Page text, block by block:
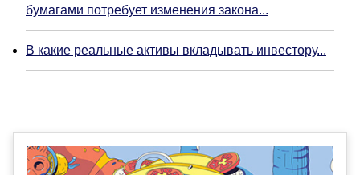
бумагами потребует изменения закона...
В какие реальные активы вкладывать инвестору...